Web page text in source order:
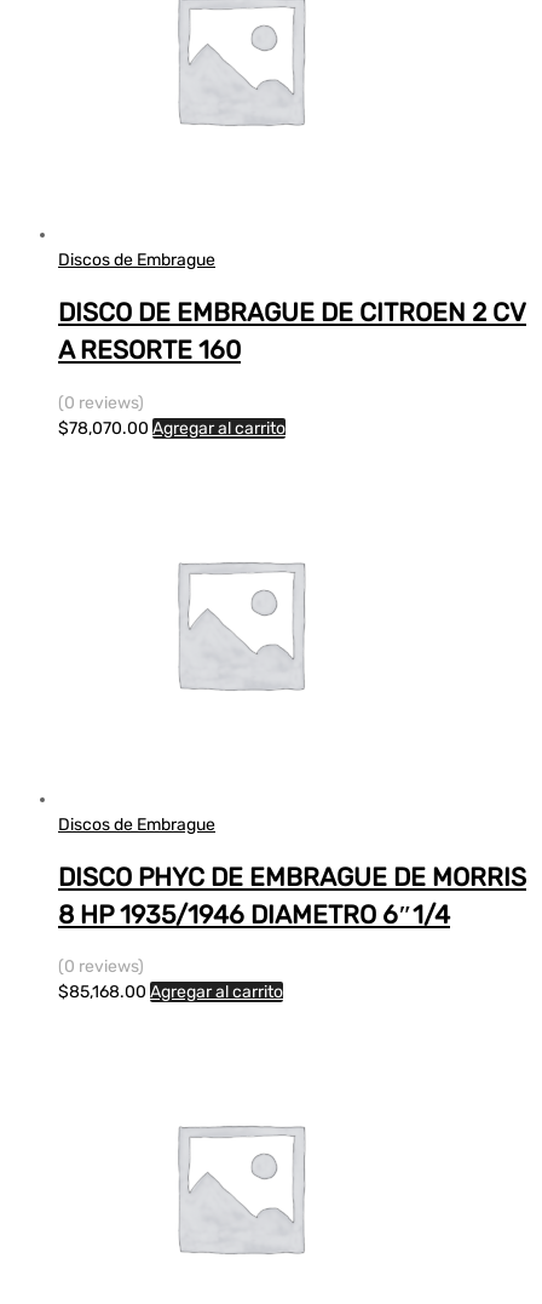
Discos de Embrague
DISCO DE EMBRAGUE DE CITROEN 2 CV
A RESORTE 160
(0 reviews)
$78,070.00 Agregar al carrito
Discos de Embrague
DISCO PHYC DE EMBRAGUE DE MORRIS
8 HP 1935/1946 DIAMETRO 6″1/4
(0 reviews)
$85,168.00 Agregar al carrito